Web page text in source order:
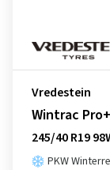
Vredestein
Wintrac Pro+
245/40 R19
PKW